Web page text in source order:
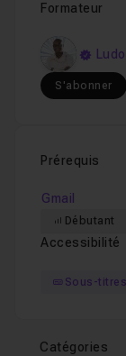
Formateur
S'abonner
Prérequis
Gmail
Débutant
Accessibilité
Sous-
Catégories